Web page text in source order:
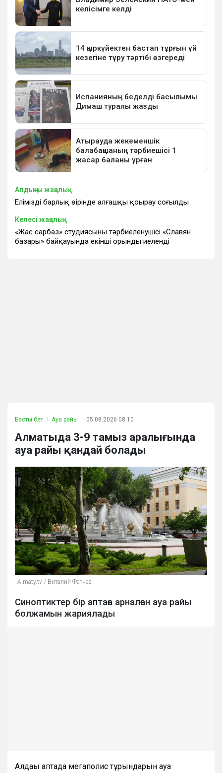
Алдыңғы жаңалық
Еліміздің барлық өңірінде алғашқы қоңырау соғылды
Келесі жаңалық
«Жас сарбаз» студиясының тәрбиеленушісі «Славян
базары» байқауында екінші орынды иеленді
Басты бет Ауа райы 05.08.2026 08:10
Алматыда 3-9 тамыз аралығында
ауа райы қандай болады
Аlmaty.tv / Виталий Фатчев
Синоптиктер бір аптаға арналған ауа райы
болжамын жариялады
Алдағы аптада мегаполис тұрғындарын ауа